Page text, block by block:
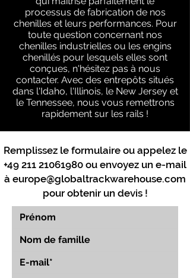
processus de fabrication de nos
chenilles et leurs performances. Pour
toute question concernant nos
chenilles industrielles ou les engins
chenillés pour lesquels elles sont
conçues, n'hésitez pas à nous
contacter. Avec des entrepôts situés
dans l'Idaho, l'Illinois, le New Jersey et
le Tennessee, nous vous remettrons
rapidement sur les rails !
Remplissez le formulaire ou appelez le
+49 211 21061980 ou envoyez un e-mail
à europe@globaltrackwarehouse.com
pour obtenir un devis !